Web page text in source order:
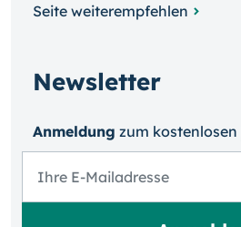
Seite weiterempfehlen
Newsletter
Anmeldung zum kosten­losen